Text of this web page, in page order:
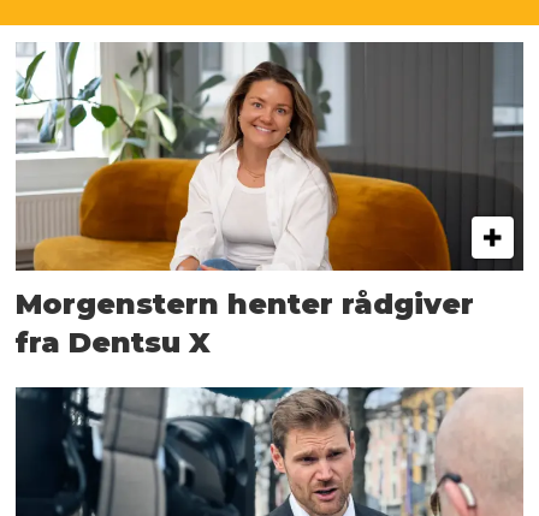
Morgenstern henter rådgiver
fra Dentsu X